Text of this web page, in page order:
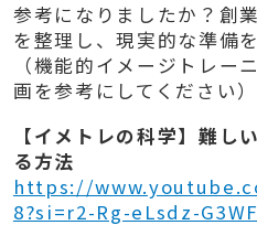
参考になりましたか？創
を整理し、現実的な準備
（機能的イメージトレー
画を参考にしてください）
【イメトレの科学】難し
る方法
https://
8?si=r2-Rg-eLsdz-G3WF